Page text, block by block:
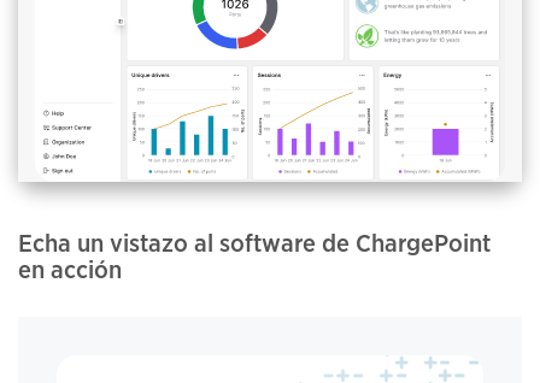
Echa un vistazo al software de ChargePoint
en acción